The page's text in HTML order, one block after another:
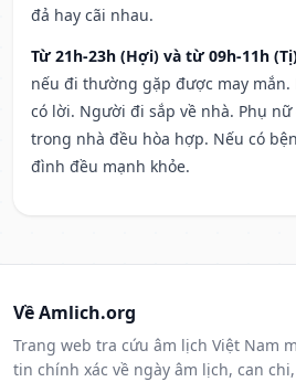
đả hay cãi nhau.
Từ 21h-23h (Hợi) và từ 09h-11h
nếu đi thường gặp được may mắn.
có lời. Người đi sắp về nhà. Phụ
trong nhà đều hòa hợp. Nếu có
đình đều mạnh khỏe.
Về Amlich.org
Trang web tra cứu âm lịch Việt Nam
tin chính xác về ngày âm lịch, can